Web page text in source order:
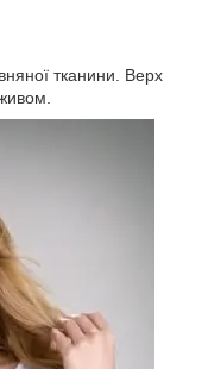
тканини. Верх